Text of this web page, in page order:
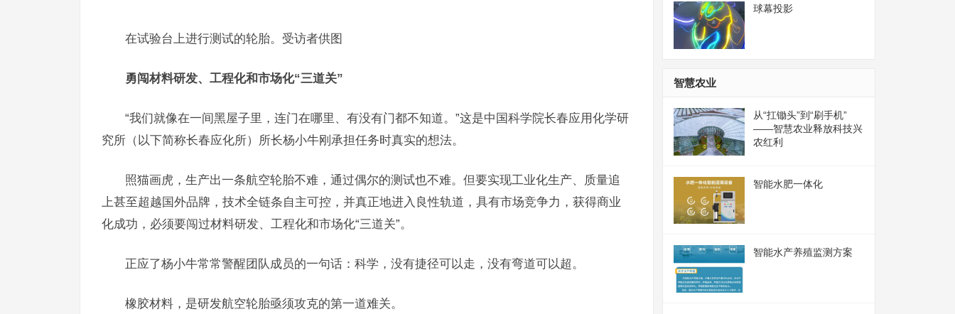
在试验台上进行测试的轮胎。受访者供图
勇闯材料研发、工程化和市场化“三道关”
“我们就像在一间黑屋子里，连门在哪里、有没有门都不知道。”这是中国科学院长春应用化学研
究所（以下简称长春应化所）所长杨小牛刚承担任务时真实的想法。
照猫画虎，生产出一条航空轮胎不难，通过偶尔的测试也不难。但要实现工业化生产、质量追
上甚至超越国外品牌，技术全链条自主可控，并真正地进入良性轨道，具有市场竞争力，获得商业
化成功，必须要闯过材料研发、工程化和市场化“三道关”。
正应了杨小牛常常警醒团队成员的一句话：科学，没有捷径可以走，没有弯道可以超。
橡胶材料，是研发航空轮胎亟须攻克的第一道难关。
球幕投影
智慧农业
从“扛锄头”到“刷手机”
——智慧农业释放科技兴
农红利
智能水肥一体化
智能水产养殖监测方案